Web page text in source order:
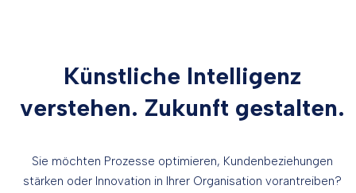
Künstliche Intelligenz
verstehen. Zukunft gestalten.
Sie möchten Prozesse optimieren, Kundenbeziehungen
stärken oder Innovation in Ihrer Organisation vorantreiben?